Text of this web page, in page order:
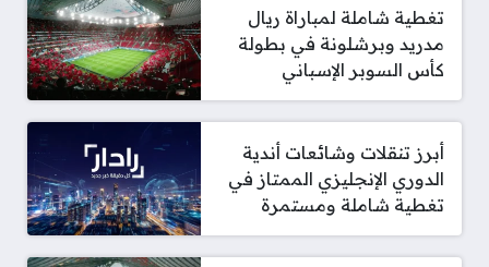
تغطية شاملة لمباراة ريال
مدريد وبرشلونة في بطولة
كأس السوبر الإسباني
أبرز تنقلات وشائعات أندية
الدوري الإنجليزي الممتاز في
تغطية شاملة ومستمرة